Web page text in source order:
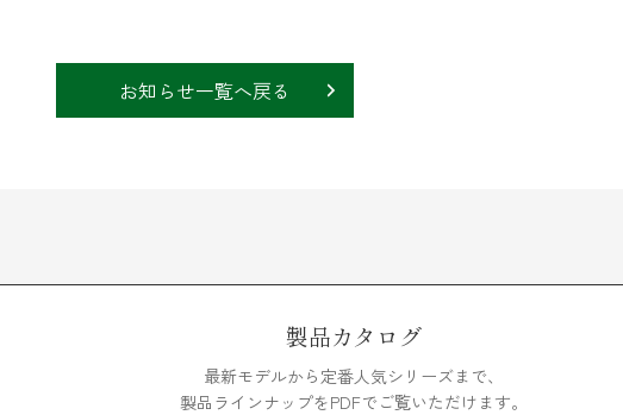
お知らせ一覧へ戻る
製品カタログ
最新モデルから定番人気シリーズまで、
製品ラインナップをPDFでご覧いただけます。